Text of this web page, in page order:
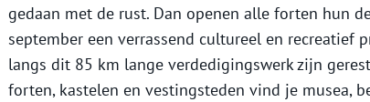
gedaan met de rust. Dan openen alle forten hun
september een verrassend cultureel en recreatief
langs dit 85 km lange verdedigingswerk zijn
forten, kastelen en vestingsteden vind je musea,